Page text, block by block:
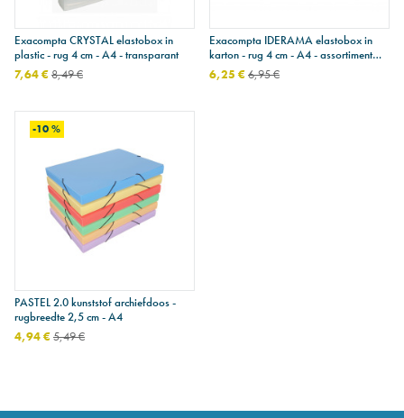
Exacompta CRYSTAL elastobox in
plastic - rug 4 cm - A4 - transparant
7,64 €8,49 €
Exacompta IDERAMA elastobox in
karton - rug 4 cm - A4 - assortiment
van kleuren
6,25 €6,95 €
-10 %
PASTEL 2.0 kunststof archiefdoos -
rugbreedte 2,5 cm - A4
4,94 €5,49 €